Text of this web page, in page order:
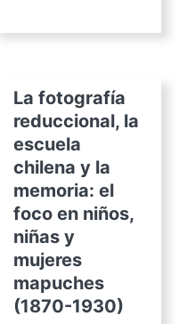
La fotografía
reduccional, la
escuela
chilena y la
memoria: el
foco en niños,
niñas y
mujeres
mapuches
(1870-1930)